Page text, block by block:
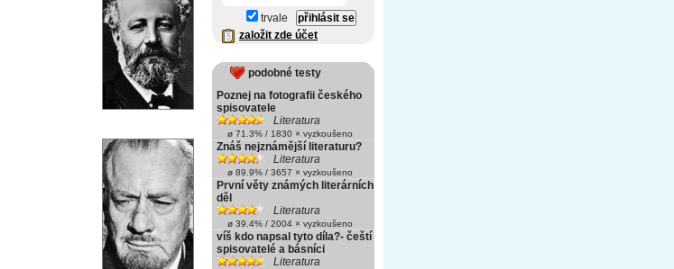
trvale
založit zde účet
podobné testy
Poznej na fotografii českého
spisovatele
Literatura
ø 71.3% / 1830 × vyzkoušeno
Znáš nejznámější literaturu?
Literatura
ø 89.9% / 3657 × vyzkoušeno
První věty známých literárních
děl
Literatura
ø 39.4% / 2004 × vyzkoušeno
víš kdo napsal tyto díla?- čeští
spisovatelé a básníci
Literatura